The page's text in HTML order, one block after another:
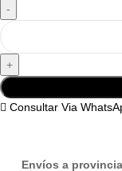
Consultar Via
Envíos a